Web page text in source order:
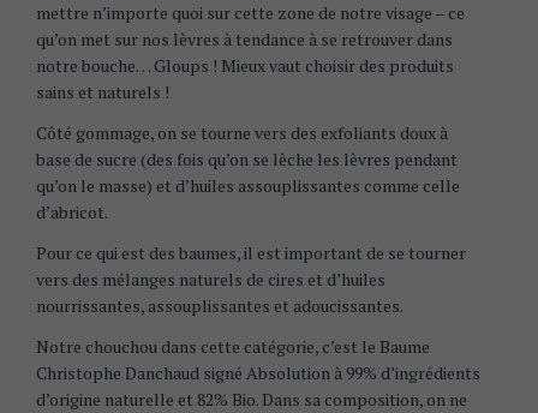
mettre n’importe quoi sur cette zone de notre visage – ce
qu’on met sur nos lèvres à tendance à se retrouver dans
notre bouche… Gloups ! Mieux vaut choisir des produits
sains et naturels !
Côté gommage, on se tourne vers des exfoliants doux à
base de sucre (des fois qu’on se lèche les lèvres pendant
qu’on le masse) et d’huiles assouplissantes comme celle
d’abricot.
Pour ce qui est des baumes, il est important de se tourner
vers des mélanges naturels de cires et d’huiles
nourrissantes, assouplissantes et adoucissantes.
Notre chouchou dans cette catégorie, c’est le Baume
Christophe Danchaud signé Absolution à 99% d’ingrédients
d’origine naturelle et 82% Bio. Dans sa composition, on ne